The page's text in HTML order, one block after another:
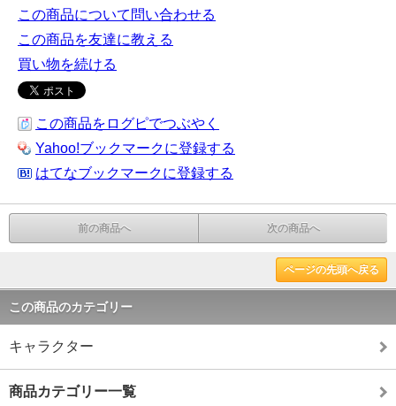
この商品について問い合わせる
この商品を友達に教える
買い物を続ける
この商品をログピでつぶやく
Yahoo!ブックマークに登録する
はてなブックマークに登録する
前の商品へ 次の商品へ
ページの先頭へ戻る
この商品のカテゴリー
キャラクター
商品カテゴリー一覧